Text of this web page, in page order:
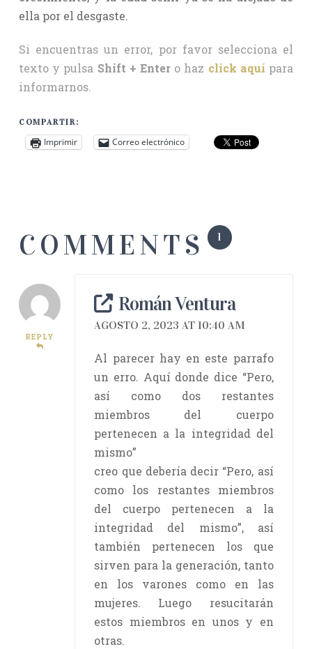
ella por el desgaste.
Si encuentras un error, por favor selecciona el
texto y pulsa Shift + Enter o haz click aquí para
informarnos.
COMPARTIR:
Imprimir Correo electrónico
COMMENTS 1
REPLY
Román Ventura
AGOSTO 2, 2023 AT 10:40 AM
Al parecer hay en este parrafo
un erro. Aquí donde dice “Pero,
así como dos restantes
miembros del cuerpo
pertenecen a la integridad del
mismo”
creo que debería decir “Pero, así
como los restantes miembros
del cuerpo pertenecen a la
integridad del mismo”, así
también pertenecen los que
sirven para la generación, tanto
en los varones como en las
mujeres. Luego resucitarán
estos miembros en unos y en
otras.